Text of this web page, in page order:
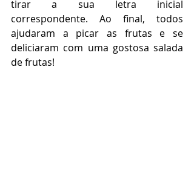
tirar a sua letra inicial
correspondente. Ao final, todos
ajudaram a picar as frutas e se
deliciaram com uma gostosa salada
de frutas!